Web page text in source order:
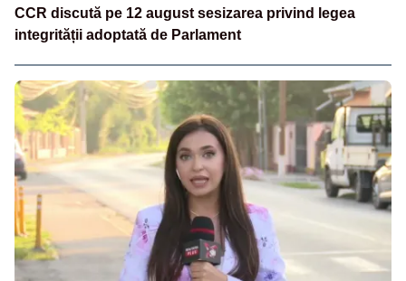
CCR discută pe 12 august sesizarea privind legea
integrității adoptată de Parlament